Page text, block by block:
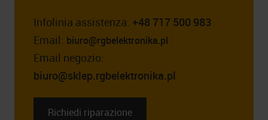
Infolinia assistenza: +48 717 500 983
Email: biuro@rgbelektronika.pl
Email negozio:
biuro@sklep.rgbelektronika.pl
Richiedi riparazione